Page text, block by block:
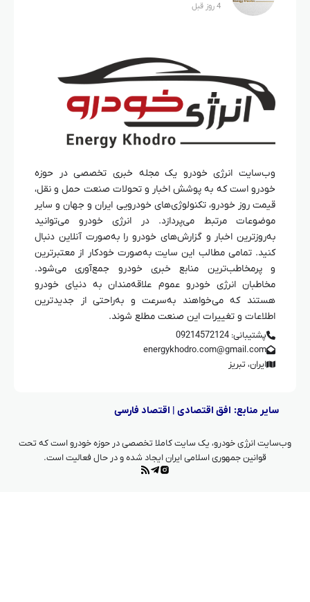
وب‌سایت انرژی خودرو یک مجله خبری تخصصی در حوزه
خودرو است که به پوشش اخبار و تحولات صنعت حمل و نقل،
قیمت روز خودرو، تکنولوژی‌های خودرویی ایران و جهان و سایر
موضوعات مرتبط می‌پردازد. در انرژی خودرو می‌توانید
به‌روزترین اخبار و گزارش‌های خودرو را به‌صورت آنلاین دنبال
کنید. تمامی مطالب این سایت به‌صورت خودکار از معتبرترین
و پرمخاطب‌ترین منابع خبری خودرو جمع‌آوری می‌شود.
مخاطبان انرژی خودرو عموم علاقه‌مندان به دنیای خودرو
هستند که می‌خواهند به‌سرعت و به‌راحتی از جدیدترین
اطلاعات و تغییرات این صنعت مطلع شوند.
پشتیبانی: 09214572124
energykhodro.com@gmail.com
ایران، تبریز
4 روز قبل
سایر منابع:افق اقتصادی|اقتصاد فارسی
وب‌سایت انرژی خودرو، یک سایت کاملا تخصصی در حوزه خودرو است که تحت
قوانین جمهوری اسلامی ایران ایجاد شده و در حال فعالیت است.